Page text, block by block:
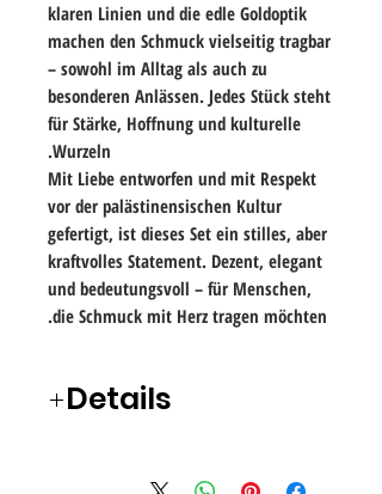
klaren Linien und die edle Goldoptik
machen den Schmuck vielseitig tragbar
– sowohl im Alltag als auch zu
besonderen Anlässen. Jedes Stück steht
für Stärke, Hoffnung und kulturelle
Wurzeln.
Mit Liebe entworfen und mit Respekt
vor der palästinensischen Kultur
gefertigt, ist dieses Set ein stilles, aber
kraftvolles Statement. Dezent, elegant
und bedeutungsvoll – für Menschen,
die Schmuck mit Herz tragen möchten.
Details
Schmuck-Set bestehend aus